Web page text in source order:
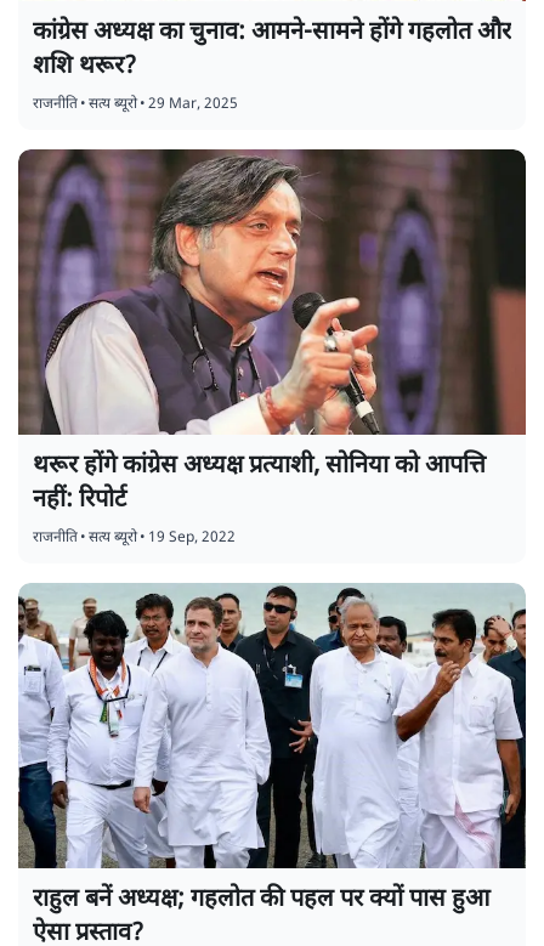
कांग्रेस अध्यक्ष का चुनाव: आमने-सामने होंगे गहलोत और
शशि थरूर?
राजनीति•सत्य ब्यूरो•29 Mar, 2025
थरूर होंगे कांग्रेस अध्यक्ष प्रत्याशी, सोनिया को आपत्ति
नहीं: रिपोर्ट
राजनीति•सत्य ब्यूरो• 19 Sep, 2022
राहुल बनें अध्यक्ष; गहलोत की पहल पर क्यों पास हुआ
ऐसा प्रस्ताव?